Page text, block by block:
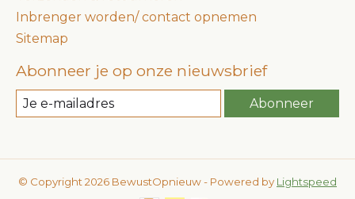
Inbrenger worden/ contact opnemen
Sitemap
Abonneer je op onze nieuwsbrief
Abonneer
© Copyright 2026 BewustOpnieuw - Powered by Lightspeed